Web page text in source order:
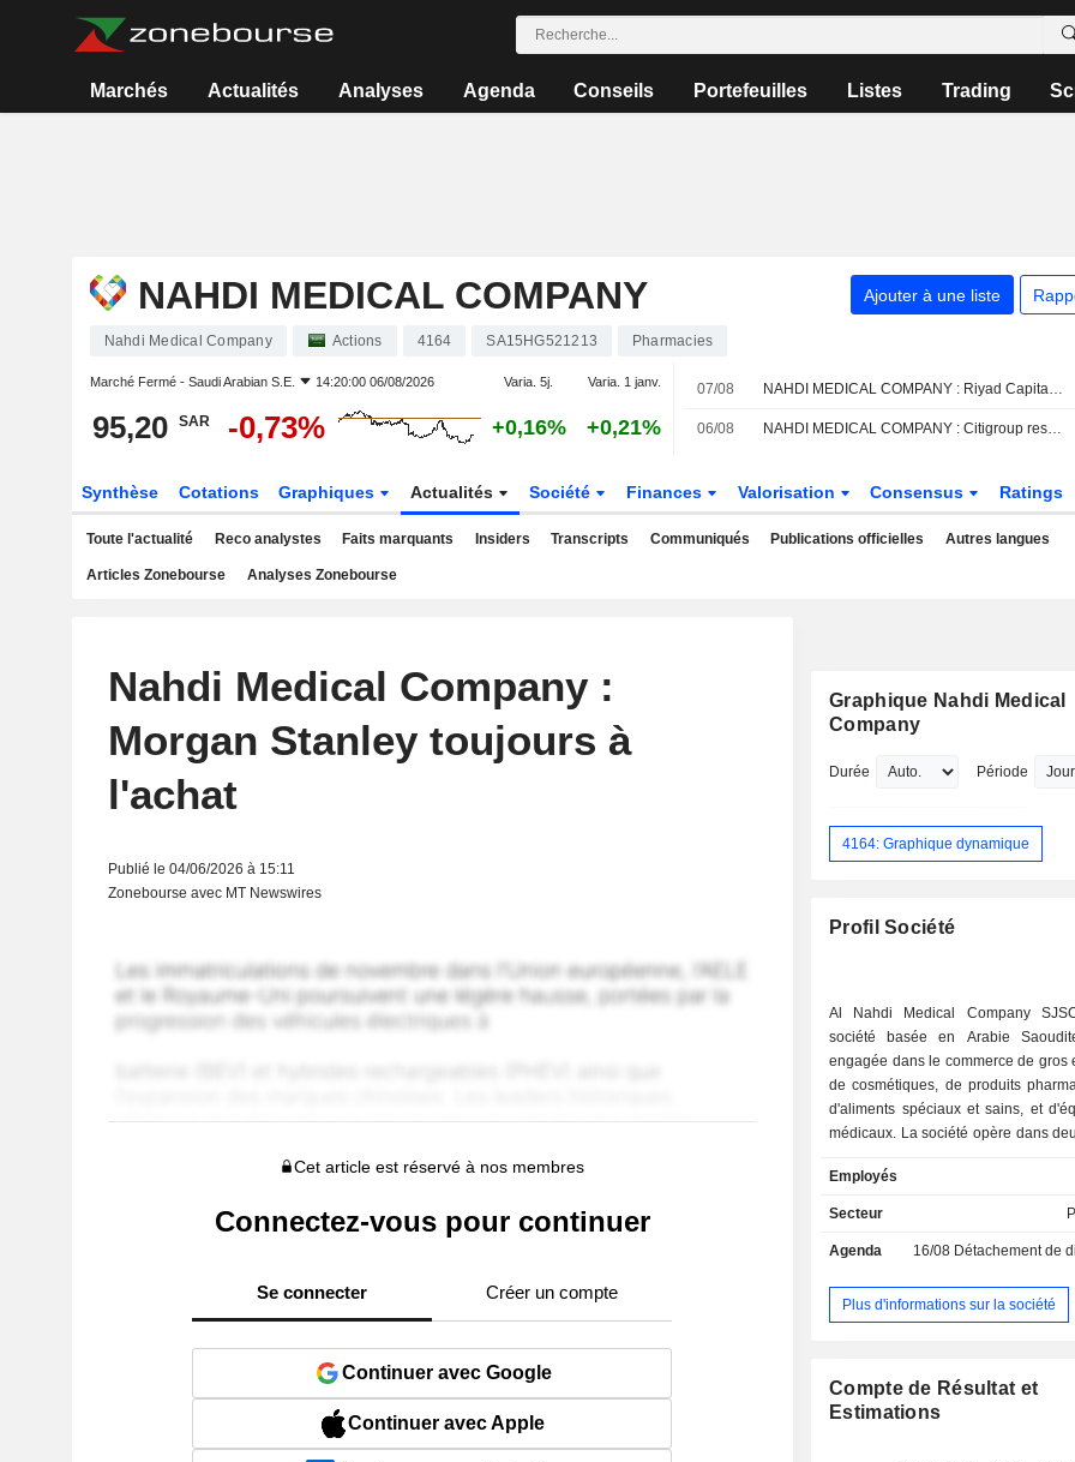
Marchés Actualités Analyses Agenda Conseils Portefeuilles Listes Trading
NAHDI MEDICAL COMPANY Ajouter à une liste
Nahdi Medical Company Actions 4164 SA15HG521213 Pharmacies
Marché Fermé - Saudi Arabian S.E. 14:20:00 06/08/2026 Varia. 5j. Varia. 1 janv.
95,20 SAR -0,73% +0,16% +0,21%
07/08 NAHDI MEDICAL COMPANY : Riyad Capital est neutre
06/08 NAHDI MEDICAL COMPANY : Citigroup reste à l'achat
Synthèse Cotations Graphiques Actualités Société Finances Valorisation Consensus Ratings
Toute l'actualité Reco analystes Faits marquants Insiders Transcripts Communiqués Publications officielles Autres langues
Articles Zonebourse Analyses Zonebourse
Nahdi Medical Company :
Morgan Stanley toujours à
l'achat
Publié le 04/06/2026 à 15:11
Zonebourse avec MT Newswires
Cet article est réservé à nos membres
Connectez-vous pour continuer
Se connecter Créer un compte
Continuer avec Google
Continuer avec Apple
Graphique Nahdi Medical
Company
Durée Période
4164: Graphique dynamique
Profil Société
Al Nahdi Medical Company
société basée en Arabie
engagée dans le commerce de gros
de cosmétiques, de produits
d'aliments spéciaux et sains, et
médicaux. La société opère dans
également des cliniques médicales
par l'intermédiaire de l'une de ses
Limited Company, Al Sakhaa
CO. L.L.C. La société exploite
pharmacies dans le Royaume
Employés
Secteur
Agenda 16/08 Détachement de
Plus d'informations sur la société
Compte de Résultat et
Estimations